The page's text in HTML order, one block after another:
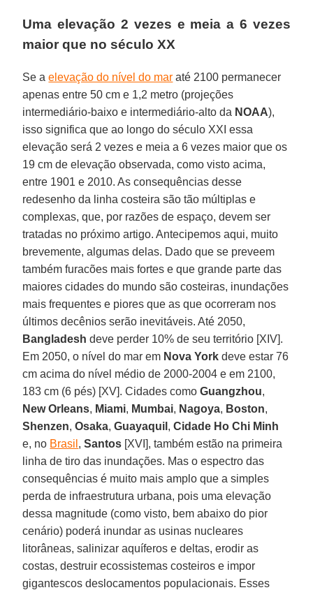
Uma elevação 2 vezes e meia a 6 vezes
maior que no século XX
Se aelevação do nível do mar até 2100 permanecer
apenas entre 50 cm e 1,2 metro (projeções
intermediário-baixo e intermediário-alto da NOAA),
isso significa que ao longo do século XXI essa
elevação será 2 vezes e meia a 6 vezes maior que os
19 cm de elevação observada, como visto acima,
entre 1901 e 2010. As consequências desse
redesenho da linha costeira são tão múltiplas e
complexas, que, por razões de espaço, devem ser
tratadas no próximo artigo. Antecipemos aqui, muito
brevemente, algumas delas. Dado que se preveem
também furacões mais fortes e que grande parte das
maiores cidades do mundo são costeiras, inundações
mais frequentes e piores que as que ocorreram nos
últimos decênios serão inevitáveis. Até 2050,
Bangladesh deve perder 10% de seu território [XIV].
Em 2050, o nível do mar em Nova York deve estar 76
cm acima do nível médio de 2000-2004 e em 2100,
183 cm (6 pés) [XV]. Cidades comoGuangzhou,
New Orleans, Miami, Mumbai, Nagoya, Boston,
Shenzen,Osaka,Guayaquil ,Cidade Ho Chi Minh
e, no Brasil ,Santos [XVI], também estão na primeira
linha de tiro das inundações. Mas o espectro das
consequências é muito mais amplo que a simples
perda de infraestrutura urbana, pois uma elevação
dessa magnitude (como visto, bem abaixo do pior
cenário) poderá inundar as usinas nucleares
litorâneas, salinizar aquíferos e deltas, erodir as
costas, destruir ecossistemas costeiros e impor
gigantescos deslocamentos populacionais. Esses